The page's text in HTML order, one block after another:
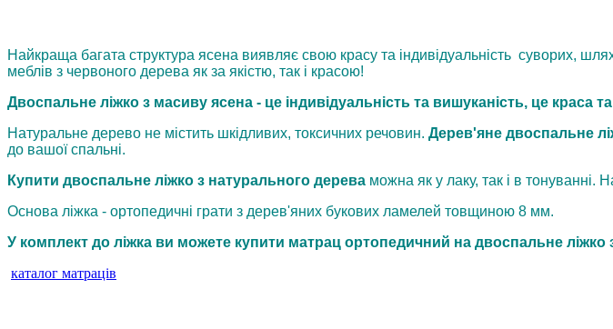
Найкраща багата структура ясена виявляє свою красу та індивідуальність суворих,
меблів з червоного дерева як за якістю, так і красою!
Двоспальне ліжко з масиву ясена - це індивідуальність та вишуканість, це краса
Натуральне дерево не містить шкідливих, токсичних речовин. Дерев'яне двоспальне
до вашої спальні.
Купити двоспальне ліжко з натурального дерева можна як у лаку, так і в тонуванні.
Основа ліжка - ортопедичні грати з дерев'яних букових ламелей товщиною 8 мм.
У комплект до ліжка ви можете купити матрац ортопедичний на двоспальне ліжко
каталог матраців